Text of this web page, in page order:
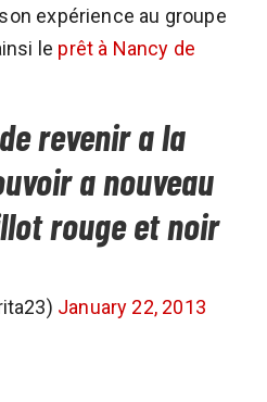
expérience au groupe
le prêt à Nancy de
revenir a la
a nouveau
rouge et noir
January 22, 2013